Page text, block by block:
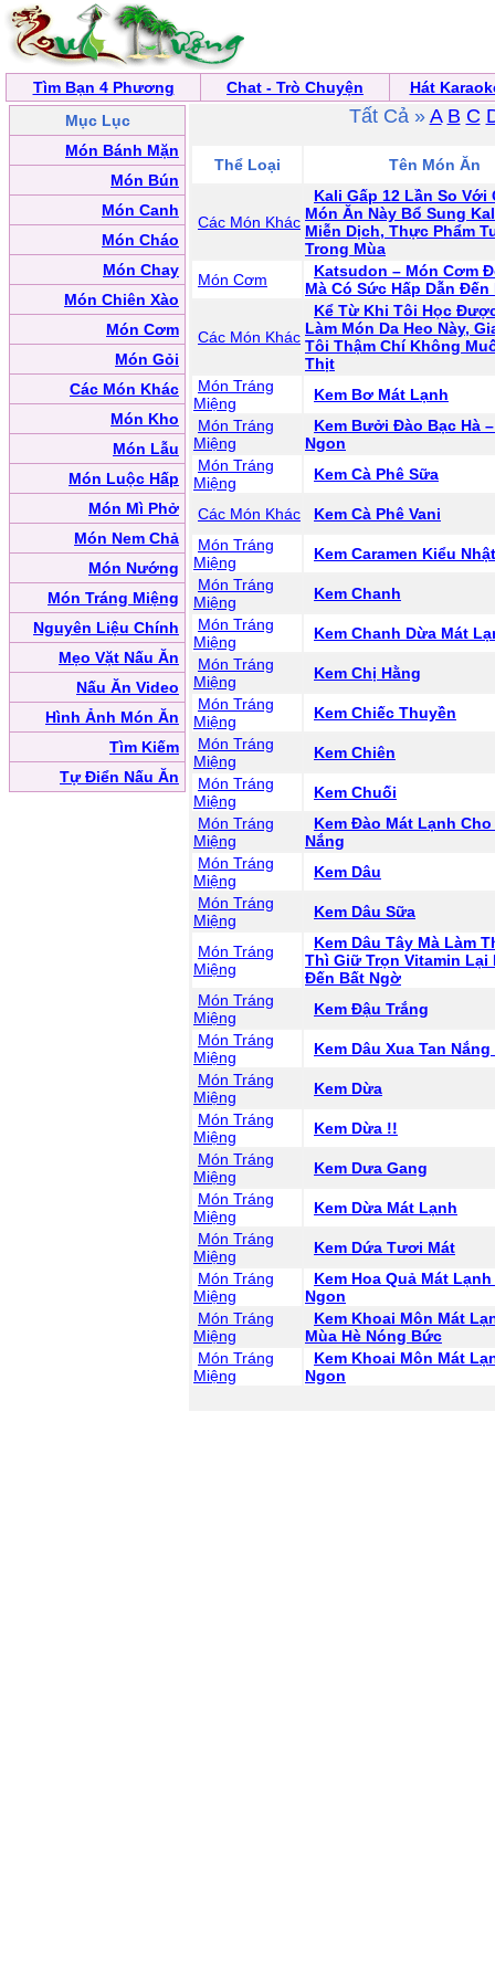
Tìm Bạn 4 Phương Chat - Trò Chuyện
Hát
Mục Lục
Món Bánh Mặn
Món Bún
Món Canh
Món Cháo
Món Chay
Món Chiên Xào
Món Cơm
Món Gỏi
Các Món Khác
Món Kho
Món Lẫu
Món Luộc Hấp
Món Mì Phở
Món Nem Chả
Món Nướng
Món Tráng Miệng
Nguyên Liệu Chính
Mẹo Vặt Nấu Ăn
Nấu Ăn Video
Hình Ảnh Món Ăn
Tìm Kiếm
Tự Điển Nấu Ăn
Tất Cả » A B C
Thể Loại Tên Món Ăn
Các Món Khác
Kali Gấp 12 Lần So Với
Món Ăn Này Bổ Sung
Miễn Dịch, Thực Phẩm
Trong Mùa
Món Cơm
Katsudon – Món Cơm
Mà Có Sức Hấp Dẫn Đến
Các Món Khác
Kể Từ Khi Tôi Học
Làm Món Da Heo Này,
Tôi Thậm Chí Không
Thịt
Món Tráng
Miệng
Kem Bơ Mát Lạnh
Món Tráng
Miệng
Kem Bưởi Đào Bạc Hà
Ngon
Món Tráng
Miệng
Kem Cà Phê Sữa
Các Món Khác
Kem Cà Phê Vani
Món Tráng
Miệng
Kem Caramen Kiểu Nhật
Món Tráng
Miệng
Kem Chanh
Món Tráng
Miệng
Kem Chanh Dừa Mát
Món Tráng
Miệng
Kem Chị Hằng
Món Tráng
Miệng
Kem Chiếc Thuyền
Món Tráng
Miệng
Kem Chiên
Món Tráng
Miệng
Kem Chuối
Món Tráng
Miệng
Kem Đào Mát Lạnh Cho
Nắng
Món Tráng
Miệng
Kem Dâu
Món Tráng
Miệng
Kem Dâu Sữa
Món Tráng
Miệng
Kem Dâu Tây Mà Làm
Thì Giữ Trọn Vitamin Lại
Đến Bất Ngờ
Món Tráng
Miệng
Kem Đậu Trắng
Món Tráng
Miệng
Kem Dâu Xua Tan
Món Tráng
Miệng
Kem Dừa
Món Tráng
Miệng
Kem Dừa !!
Món Tráng
Miệng
Kem Dưa Gang
Món Tráng
Miệng
Kem Dừa Mát Lạnh
Món Tráng
Miệng
Kem Dứa Tươi Mát
Món Tráng
Miệng
Kem Hoa Quả Mát
Ngon
Món Tráng
Miệng
Kem Khoai Môn Mát
Mùa Hè Nóng Bức
Món Tráng
Miệng
Kem Khoai Môn Mát
Ngon